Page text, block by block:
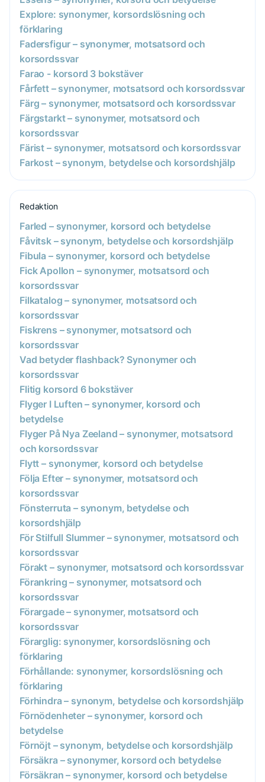
Explore: synonymer, korsordslösning och
förklaring
Fadersfigur – synonymer, motsatsord och
korsordssvar
Farao - korsord 3 bokstäver
Fårfett – synonymer, motsatsord och korsordssvar
Färg – synonymer, motsatsord och korsordssvar
Färgstarkt – synonymer, motsatsord och
korsordssvar
Färist – synonymer, motsatsord och korsordssvar
Farkost – synonym, betydelse och korsordshjälp
Redaktion
Farled – synonymer, korsord och betydelse
Fåvitsk – synonym, betydelse och korsordshjälp
Fibula – synonymer, korsord och betydelse
Fick Apollon – synonymer, motsatsord och
korsordssvar
Filkatalog – synonymer, motsatsord och
korsordssvar
Fiskrens – synonymer, motsatsord och
korsordssvar
Vad betyder flashback? Synonymer och
korsordssvar
Flitig korsord 6 bokstäver
Flyger I Luften – synonymer, korsord och
betydelse
Flyger På Nya Zeeland – synonymer, motsatsord
och korsordssvar
Flytt – synonymer, korsord och betydelse
Följa Efter – synonymer, motsatsord och
korsordssvar
Fönsterruta – synonym, betydelse och
korsordshjälp
För Stilfull Slummer – synonymer, motsatsord och
korsordssvar
Förakt – synonymer, motsatsord och korsordssvar
Förankring – synonymer, motsatsord och
korsordssvar
Förargade – synonymer, motsatsord och
korsordssvar
Förarglig: synonymer, korsordslösning och
förklaring
Förhållande: synonymer, korsordslösning och
förklaring
Förhindra – synonym, betydelse och korsordshjälp
Förnödenheter – synonymer, korsord och
betydelse
Förnöjt – synonym, betydelse och korsordshjälp
Försäkra – synonymer, korsord och betydelse
Försäkran – synonymer, korsord och betydelse